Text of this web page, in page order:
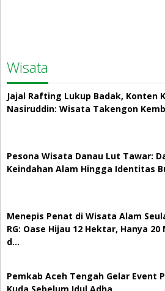
Wisata
Jajal Rafting Lukup Badak, Konten
Nasiruddin: Wisata Takengon
Pesona Wisata Danau Lut Tawar:
Keindahan Alam Hingga Identitas
Menepis Penat di Wisata Alam
RG: Oase Hijau 12 Hektar, Hanya 20
d…
Pemkab Aceh Tengah Gelar Event